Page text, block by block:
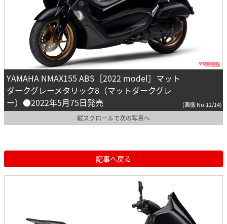
YAMAHA NMAX155 ABS［2022 model］マット
ダークグレーメタリック8（マットダークグレ
ー）●2022年5月75日発売
(画像 No.12/14)
縦スクロールで次の写真へ
記事へ戻る